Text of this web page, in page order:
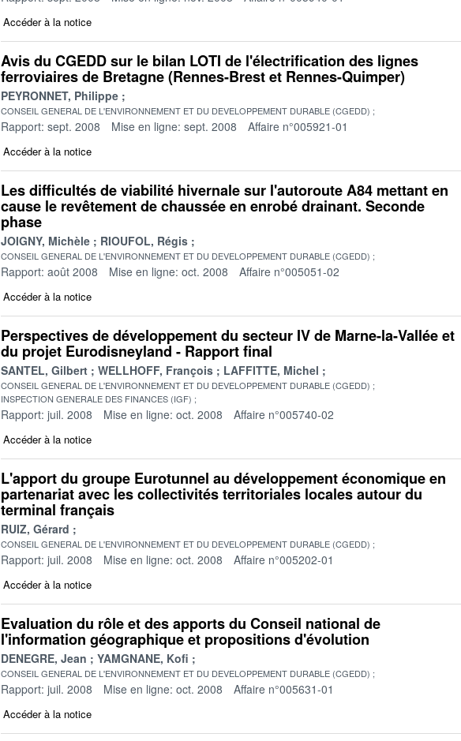
Accéder à la notice
Avis du CGEDD sur le bilan LOTI de l'électrification des lignes
ferroviaires de Bretagne (Rennes-Brest et Rennes-Quimper)
PEYRONNET, Philippe
CONSEIL GENERAL DE L'ENVIRONNEMENT ET DU DEVELOPPEMENT DURABLE (CGEDD)
Rapport: sept. 2008 Mise en ligne: sept. 2008 Affaire n°005921-01
Accéder à la notice
Les difficultés de viabilité hivernale sur l'autoroute A84 mettant en
cause le revêtement de chaussée en enrobé drainant. Seconde
phase
JOIGNY, Michèle RIOUFOL, Régis
CONSEIL GENERAL DE L'ENVIRONNEMENT ET DU DEVELOPPEMENT DURABLE (CGEDD)
Rapport: août 2008 Mise en ligne: oct. 2008 Affaire n°005051-02
Accéder à la notice
Perspectives de développement du secteur IV de Marne-la-Vallée et
du projet Eurodisneyland - Rapport final
SANTEL, Gilbert WELLHOFF, François LAFFITTE, Michel
CONSEIL GENERAL DE L'ENVIRONNEMENT ET DU DEVELOPPEMENT DURABLE (CGEDD)
INSPECTION GENERALE DES FINANCES (IGF)
Rapport: juil. 2008 Mise en ligne: oct. 2008 Affaire n°005740-02
Accéder à la notice
L'apport du groupe Eurotunnel au développement économique en
partenariat avec les collectivités territoriales locales autour du
terminal français
RUIZ, Gérard
CONSEIL GENERAL DE L'ENVIRONNEMENT ET DU DEVELOPPEMENT DURABLE (CGEDD)
Rapport: juil. 2008 Mise en ligne: oct. 2008 Affaire n°005202-01
Accéder à la notice
Evaluation du rôle et des apports du Conseil national de
l'information géographique et propositions d'évolution
DENEGRE, Jean YAMGNANE, Kofi
CONSEIL GENERAL DE L'ENVIRONNEMENT ET DU DEVELOPPEMENT DURABLE (CGEDD)
Rapport: juil. 2008 Mise en ligne: oct. 2008 Affaire n°005631-01
Accéder à la notice